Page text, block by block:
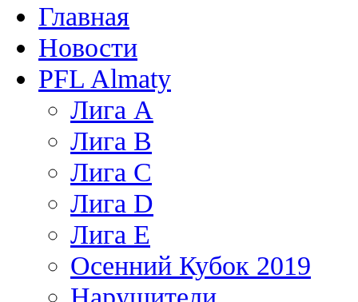
Главная
Новости
PFL Almaty
Лига A
Лига В
Лига С
Лига D
Лига Е
Осенний Кубок 2019